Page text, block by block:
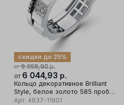
от 8 059,90р.
скидки до 25%
от 6 044,93 р.
Кольцо декоративное Brilliant
Style, белое золото 585 проба,
вставка бриллиант
Арт. 4637-11901